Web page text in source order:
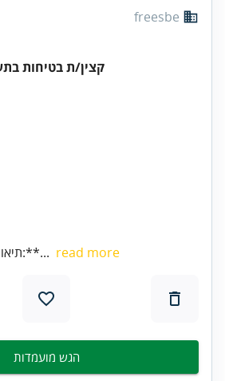
freesbe
קצין/ת בטיחות
**תיאור התפקיד ודרישות:**... read more
הגש מועמדות